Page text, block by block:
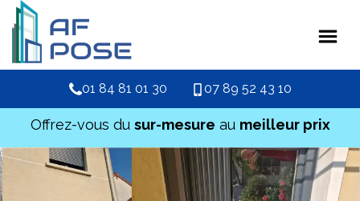
01 84 81 01 30 07 89 52 43 10
Offrez-vous du sur-mesure au meilleur prix